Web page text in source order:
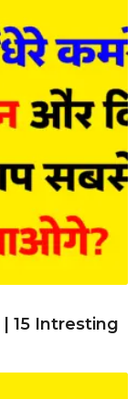
| 15 Intresting